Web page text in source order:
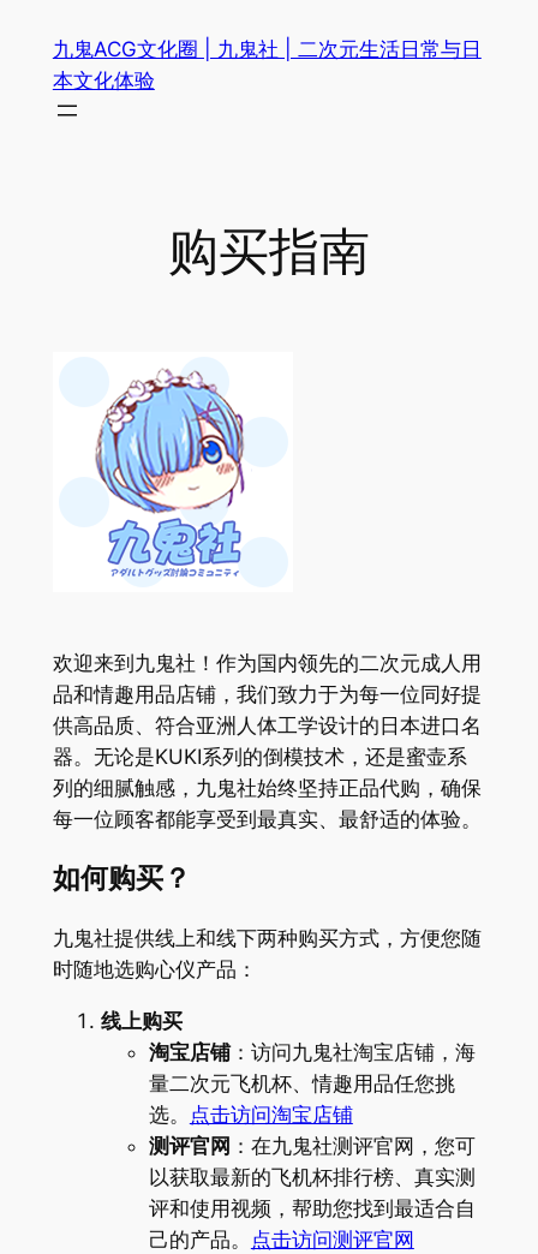
九鬼ACG文化圈 | 九鬼社 | 二次元生活日常与日
本文化体验
购买指南
欢迎来到九鬼社！作为国内领先的二次元成人用
品和情趣用品店铺，我们致力于为每一位同好提
供高品质、符合亚洲人体工学设计的日本进口名
器。无论是KUKI系列的倒模技术，还是蜜壶系
列的细腻触感，九鬼社始终坚持正品代购，确保
每一位顾客都能享受到最真实、最舒适的体验。
如何购买？
九鬼社提供线上和线下两种购买方式，方便您随
时随地选购心仪产品：
线上购买
淘宝店铺：访问九鬼社淘宝店铺，海
量二次元飞机杯、情趣用品任您挑
选。
点击访问淘宝店铺
测评官网 ：在九鬼社测评官网，您可
以获取最新的飞机杯排行榜、真实测
评和使用视频，帮助您找到最适合自
己的产品。
点击访问测评官网